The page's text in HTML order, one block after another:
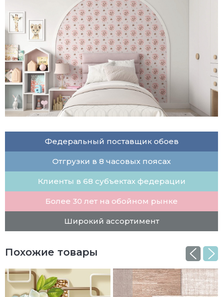
Федеральный поставщик обоев
Отгрузки в 8 часовых поясах
Клиенты в 68 субъектах федерации
Более 30 лет на обойном рынке
Широкий ассортимент
Похожие товары